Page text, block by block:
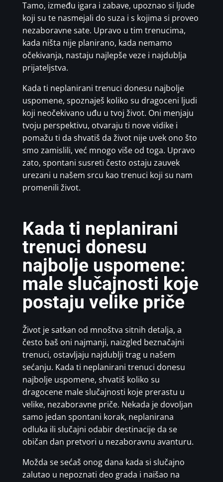
Tamo, između igara i zabave, upoznao si ljude
koji su te nasmejali do suza i s kojima si proveo
nezaboravne sate. Upravo u tim trenucima,
kada ništa nije planirano, kada nemamo
očekivanja, nastaju najlepše veze i najdublja
prijateljstva.
Kada ti neplanirani trenuci donesu najbolje
uspomene, spoznaješ koliko su dragoceni ljudi
koji neočekivano uđu u tvoj život. Oni menjaju
tvoju perspektivu, otvaraju ti nove vidike i
pomažu ti da shvatiš da život nije uvek ono što
smo zamislili, već mnogo više od toga. Upravo
zato, spontani susreti često ostaju zauvek
urezani u našem srcu kao trenuci koji su nam
promenili život.
Kada ti neplanirani
trenuci donesu
najbolje uspomene:
male slučajnosti koje
postaju velike priče
Život je satkan od mnoštva sitnih detalja, a
često baš oni najmanji, naizgled beznačajni
trenuci, ostavljaju najdublji trag u našem
sećanju. Kada ti neplanirani trenuci donesu
najbolje uspomene, shvatiš koliko su
dragocene male slučajnosti koje prerastu u
velike, nezaboravne priče. Nekada je dovoljan
samo jedan spontani korak, neplanirana
odluka ili slučajni odabir destinacije da se
običan dan pretvori u nezaboravnu avanturu.
Možda se sećaš onog dana kada si slučajno
zalutao u nepoznati deo grada i naišao na